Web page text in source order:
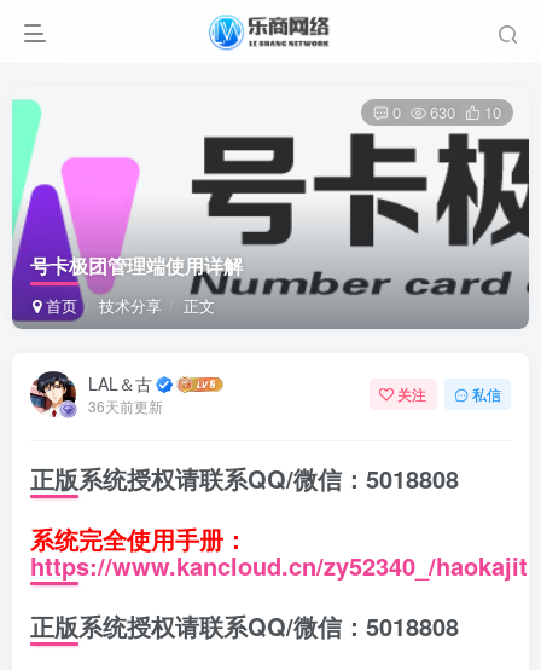
号卡极团管理端使用详解
首页 技术分享 正文
0 630 10
LAL＆古
36天前更新
关注 私信
正版系统授权请联系QQ/微信：5018808
系统完全使用手册：
https://www.kancloud.cn/zy52340_/
正版系统授权请联系QQ/微信：5018808